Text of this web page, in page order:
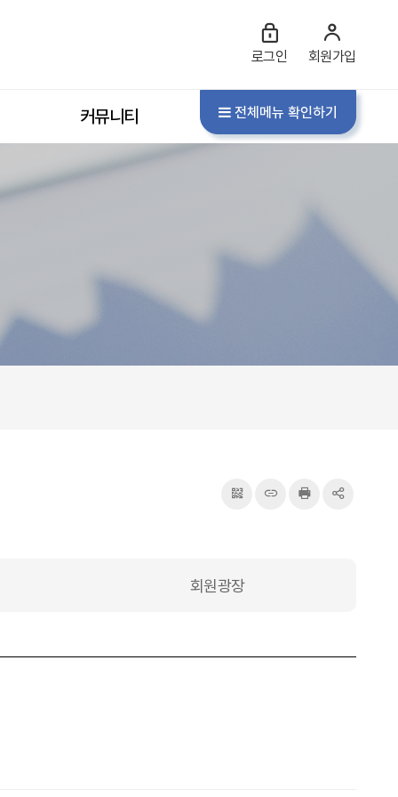
로그인 회원가입
커뮤니티 전체메뉴 확인하기
QRcode주소복사프린터공유
회원광장